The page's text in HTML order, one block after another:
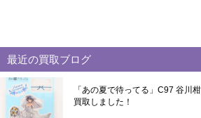
最近の買取ブログ
「あの夏で待ってる」C97 谷川
買取しました！